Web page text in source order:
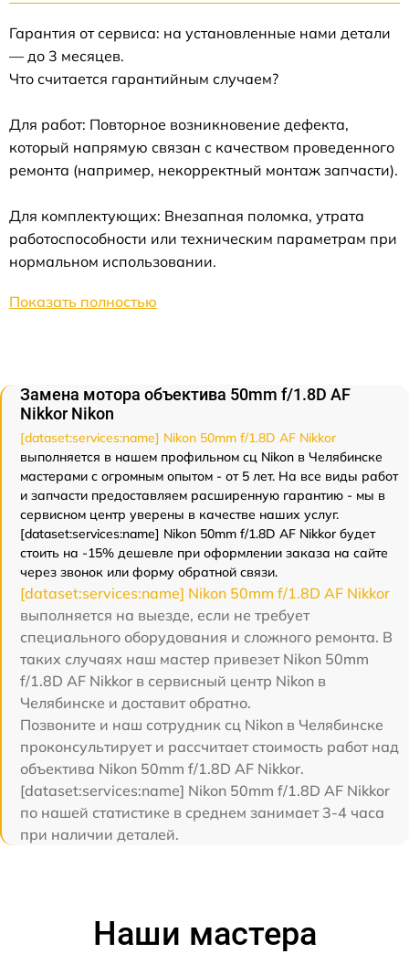
Гарантия от сервиса: на установленные нами детали
— до 3 месяцев.
Что считается гарантийным случаем?
Для работ: Повторное возникновение дефекта,
который напрямую связан с качеством проведенного
ремонта (например, некорректный монтаж запчасти).
Для комплектующих: Внезапная поломка, утрата
работоспособности или техническим параметрам при
нормальном использовании.
Показать полностью
Замена мотора объектива 50mm f/1.8D AF
Nikkor Nikon
[dataset:services:name] Nikon 50mm f/1.8D AF Nikkor
выполняется в нашем профильном сц Nikon в Челябинске
мастерами с огромным опытом - от 5 лет. На все виды работ
и запчасти предоставляем расширенную гарантию - мы в
сервисном центр уверены в качестве наших услуг.
[dataset:services:name] Nikon 50mm f/1.8D AF Nikkor будет
стоить на -15% дешевле при оформлении заказа на сайте
через звонок или форму обратной связи.
[dataset:services:name] Nikon 50mm f/1.8D AF Nikkor
выполняется на выезде, если не требует
специального оборудования и сложного ремонта. В
таких случаях наш мастер привезет Nikon 50mm
f/1.8D AF Nikkor в сервисный центр Nikon в
Челябинске и доставит обратно.
Позвоните и наш сотрудник сц Nikon в Челябинске
проконсультирует и рассчитает стоимость работ над
объектива Nikon 50mm f/1.8D AF Nikkor.
[dataset:services:name] Nikon 50mm f/1.8D AF Nikkor
по нашей статистике в среднем занимает 3-4 часа
при наличии деталей.
Наши мастера